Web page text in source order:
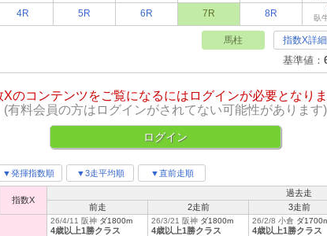
4R 5R 6R 7R 8R 臥
馬柱 指数X詳細
基準値：
Xのコンテンツをご覧になるにはログインが必要となりま
(有料会員の方はログインがされてない可能性があります)
ログイン
▼発揮指数順 ▼3走平均順 ▼直前走順
指数X
過去走
前走
2走前 3走前
26/4/11 阪神 ダ1800m
4歳以上1勝クラス
26/3/21 阪神 ダ1800m
4歳以上1勝クラス
26/2/8 小倉 ダ
4歳以上1勝クラス